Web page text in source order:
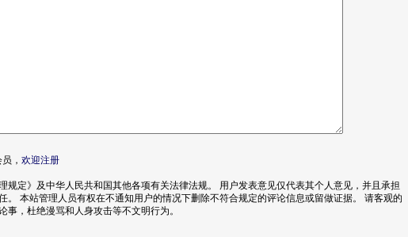
， 欢迎注册
规定》及中华人民共和国其他各项有关法律法规。 用户发表意见仅代表其个人意见，并且承担
。 本站管理人员有权在不通知用户的情况下删除不符合规定的评论信息或留做证据。 请客观的
事，杜绝漫骂和人身攻击等不文明行为。